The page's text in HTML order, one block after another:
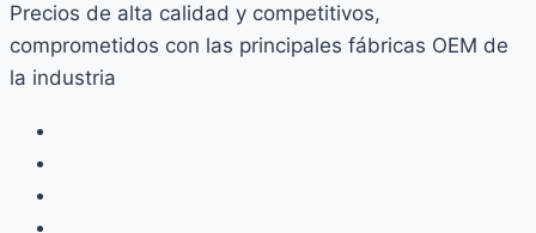
Precios de alta calidad y competitivos,
comprometidos con las principales fábricas OEM de
la industria